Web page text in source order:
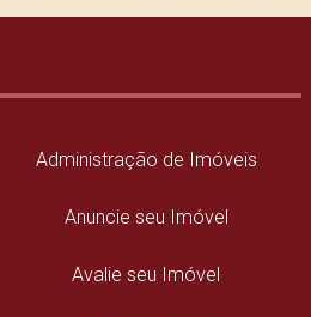
Administração de Imóveis
Anuncie seu Imóvel
Avalie seu Imóvel